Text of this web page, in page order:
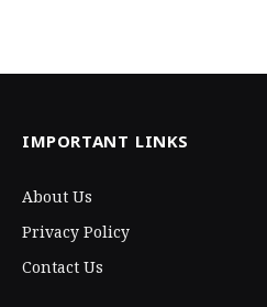
IMPORTANT LINKS
About Us
Privacy Policy
Contact Us